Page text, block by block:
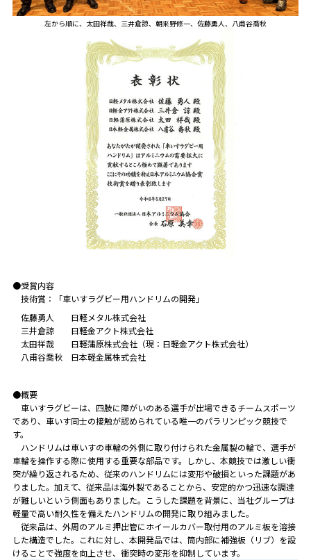
左から順に、太田祥哉、三井倉諒、朝来野修一、佐藤勇人、八甫谷喬秋
●受賞内容
技術賞：「車いすラグビー用ハンドリムの開発」
佐藤勇人 日軽メタル株式会社
三井倉諒 日軽金アクト株式会社
太田祥哉 日軽蒲原株式会社（現：日軽金アクト株式会社）
八甫谷喬秋 日本軽金属株式会社
●概要
車いすラグビーは、四肢に障がいのある選手が出場できるチームスポーツ
であり、車いす同士の接触が認められている唯一のパラリンピック競技で
す。
ハンドリムは車いすの車輪の外側に取り付けられた金属製の輪で、選手が
車輪を操作する際に使用する重要な部品です。しかし、本競技では激しい衝
突が繰り返されるため、従来のハンドリムには変形や破損といった課題があ
りました。加えて、従来品は海外製であることから、安定的かつ迅速な調達
が難しいという側面もありました。こうした課題を背景に、当社グループは
軽量で高い耐久性を備えたハンドリムの開発に取り組みました。
従来品は、外周のアルミ押出管にホイールカバー取付用のアルミ板を溶接
した構造でした。これに対し、本開発品では、筒内部に補強板（リブ）を設
けることで強度を向上させ、衝突時の変形を抑制しています。